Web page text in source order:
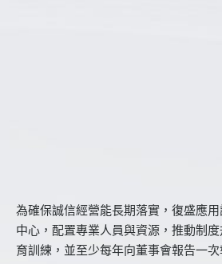
為確保誠信經營能長期落實，復盛應
中心，配置專業人員與資源，推動制
育訓練，並至少每年向董事會報告一次